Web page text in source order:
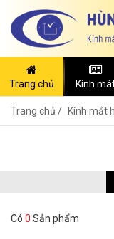
Trang chủ Kính
Trang chủ Kính mắt
Có 0 Sản phẩm